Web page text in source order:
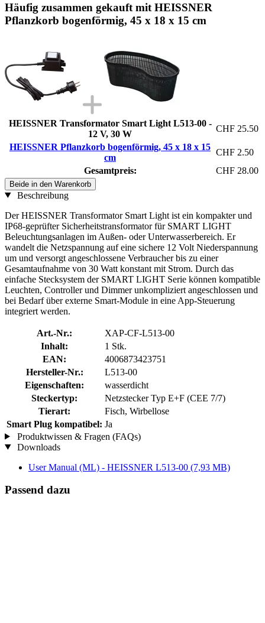
Häufig zusammen gekauft mit HEISSNER
Pflanzkorb bogenförmig, 45 x 18 x 15 cm
HEISSNER Transformator Smart Light L513-00 -
12 V, 30 W
CHF 25.50
HEISSNER Pflanzkorb bogenförmig, 45 x 18 x 15
cm
CHF 2.50
Gesamtpreis:
CHF 28.00
Beide in den Warenkorb
Beschreibung
Der HEISSNER Transformator Smart Light ist ein kompakter und
IP68-geprüfter Sicherheitstransformator für SMART LIGHT
Beleuchtungsanlagen im Außen- oder Unterwasserbereich. Er
wandelt die Netzspannung auf eine sichere 12 Volt Niederspannung
um und versorgt angeschlossene Verbraucher bis zu einer
Gesamtaufnahme von 30 Watt konstant mit Strom. Durch das
einfache Stecksystem der SMART LIGHT Serie können kompatible
Leuchten, Controller und Dimmer unkompliziert angeschlossen und
bei Bedarf über externe Smart-Module in eine App-Steuerung
integriert werden.
Art.-Nr.:
XAP-CF-L513-00
Inhalt:
1 Stk.
EAN:
4006873423751
Hersteller-Nr.:
L513-00
Eigenschaften:
wasserdicht
Steckertyp:
Netzstecker Typ E+F (CEE 7/7)
Tierart:
Fisch, Wirbellose
Smart Plug kompatibel: Ja
Produktwissen & Fragen (FAQs)
Downloads
User Manual (ML) - HEISSNER L513-00 (7,93 MB)
Passend dazu